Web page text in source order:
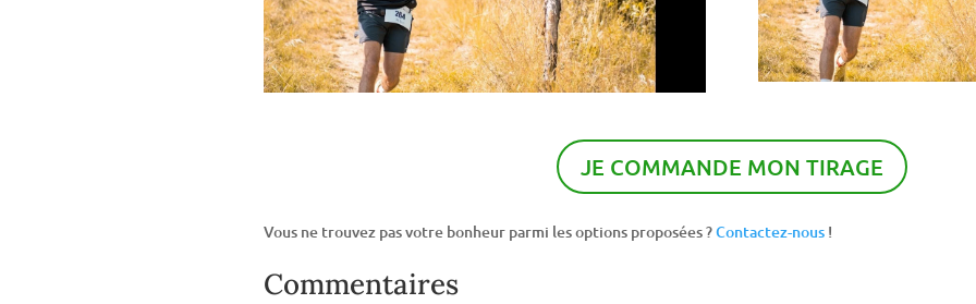
JE COMMANDE MON TIRAGE
Vous ne trouvez pas votre bonheur parmi les options proposées ?Contactez-nous!
Commentaires